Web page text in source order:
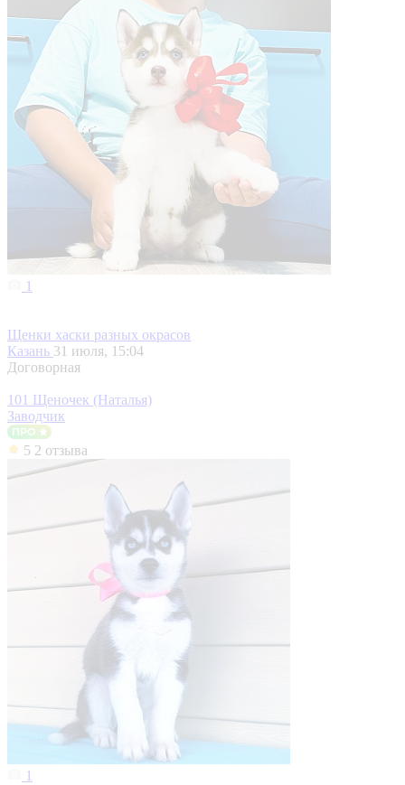
1
Щенки хаски разных окрасов
Казань 31 июля, 15:04
Договорная
101 Щеночек (Наталья)
Заводчик
5 2 отзыва
1